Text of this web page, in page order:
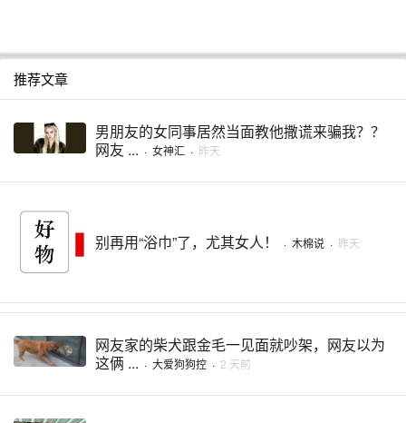
推荐文章
男朋友的女同事居然当面教他撒谎来骗我？？
网友 ... · 女神汇 · 昨天
别再用“浴巾”了，尤其女人！ · 木棉说 · 昨天
网友家的柴犬跟金毛一见面就吵架，网友以为
这俩 ... · 大爱狗狗控 · 2 天前